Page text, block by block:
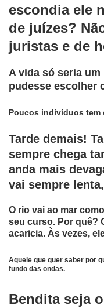
escondia ele
de juízes?
juristas e de
A vida só seria
pudesse escolher
Poucos indivíduos tem
Tarde demais!
sempre chega
anda mais
vai sempre
O rio vai ao mar
seu curso. Por quê?
acaricia. Às vezes,
Aquele que quer saber por
fundo das ondas.
Bendita seja